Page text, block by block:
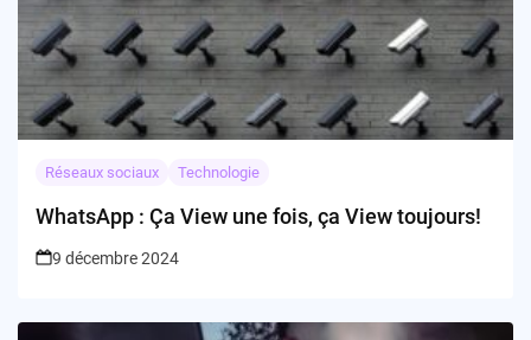
Réseaux sociaux Technologie
WhatsApp : Ça View une fois, ça View toujours!
9 décembre 2024